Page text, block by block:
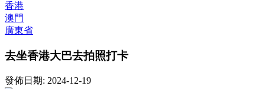
香港
澳門
廣東省
去坐香港大巴去拍照打卡
發佈日期: 2024-12-19